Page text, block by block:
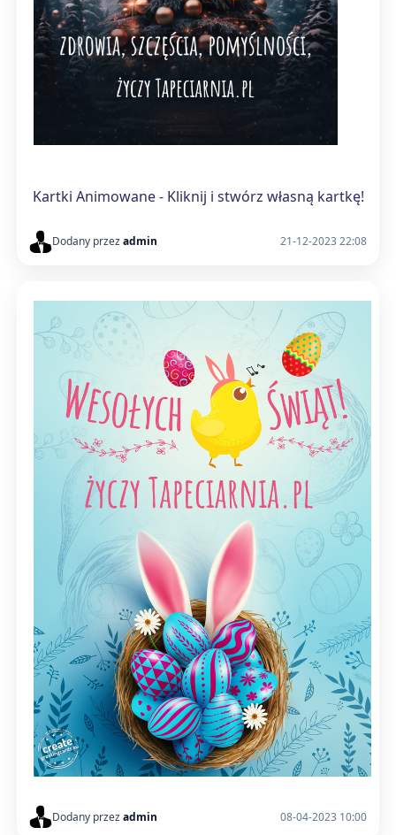
Kartki Animowane - Kliknij i stwórz własną kartkę!
Dodany przezadmin 21-12-2023 22:08
Dodany przezadmin 08-04-2023 10:00